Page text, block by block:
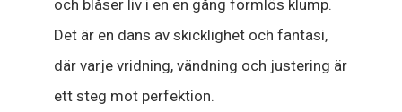
och blåser liv i en en gång formlös klump.
Det är en dans av skicklighet och fantasi,
där varje vridning, vändning och justering är
ett steg mot perfektion.